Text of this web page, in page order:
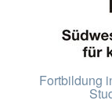
Fortbildung